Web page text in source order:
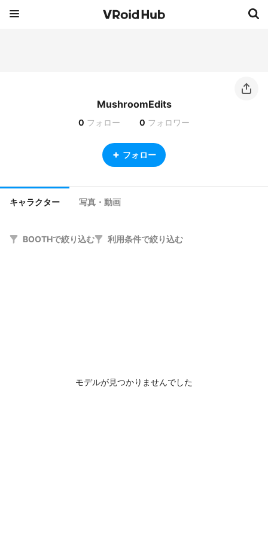
MushroomEdits
0 フォロー 0 フォロワー
フォロー
キャラクター 写真・動画
BOOTHで絞り込む 利用条件で絞り込む
モデルが見つかりませんでした